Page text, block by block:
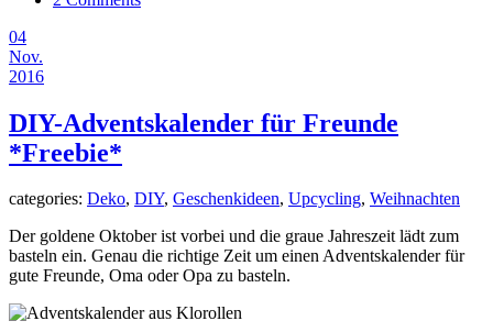
04
Nov.
2016
DIY-Adventskalender für Freunde
*Freebie*
categories: Deko, DIY, Geschenkideen, Upcycling, Weihnachten
Der goldene Oktober ist vorbei und die graue Jahreszeit lädt zum
basteln ein. Genau die richtige Zeit um einen Adventskalender für
gute Freunde, Oma oder Opa zu basteln.